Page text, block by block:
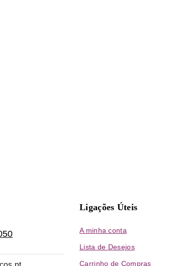
Ligações Úteis
A minha conta
Lista de Desejos
Carrinho de Compras